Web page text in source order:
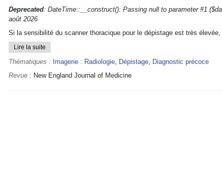
Deprecated: DateTime::__construct(): Passing null to parameter #1
août 2026
Si la sensibilité du scanner thoracique pour le dépistage est très élevée,
Lire la suite
Thématiques : Imagerie : Radiologie, Dépistage, Diagnostic précoce
Revue : New England Journal of Medicine